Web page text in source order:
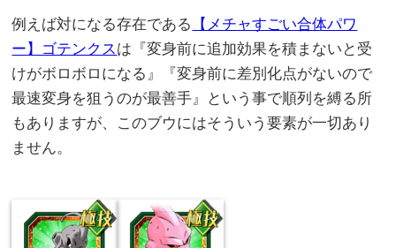
例えば対になる存在である
【メチャすごい合体パワ
ー】ゴテンクスは『変身前に追加効果を積まないと受
けがボロボロになる』『変身前に差別化点がないので
最速変身を狙うのが最善手』という事で順列を縛る所
もありますが、このブウにはそういう要素が一切あり
ません。